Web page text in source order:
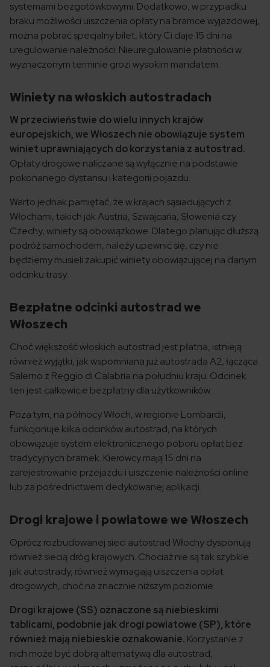
systemami bezgotówkowymi. Dodatkowo, w przypadku
braku możliwości uiszczenia opłaty na bramce wyjazdowej,
można pobrać specjalny bilet, który Ci daje 15 dni na
uregulowanie należności. Nieuregulowanie płatności w
wyznaczonym terminie grozi wysokim mandatem.
Winiety na włoskich autostradach
W przeciwieństwie do wielu innych krajów
europejskich, we Włoszech nie obowiązuje system
winiet uprawniających do korzystania z autostrad.
Opłaty drogowe naliczane są wyłącznie na podstawie
pokonanego dystansu i kategorii pojazdu.
Warto jednak pamiętać, że w krajach sąsiadujących z
Włochami, takich jak Austria, Szwajcaria, Słowenia czy
Czechy, winiety są obowiązkowe. Dlatego planując dłuższą
podróż samochodem, należy upewnić się, czy nie
będziemy musieli zakupić winiety obowiązującej na danym
odcinku trasy.
Bezpłatne odcinki autostrad we
Włoszech
Choć większość włoskich autostrad jest płatna, istnieją
również wyjątki, jak wspomniana już autostrada A2, łącząca
Salerno z Reggio di Calabria na południu kraju. Odcinek
ten jest całkowicie bezpłatny dla użytkowników.
Poza tym, na północy Włoch, w regionie Lombardii,
funkcjonuje kilka odcinków autostrad, na których
obowiązuje system elektronicznego poboru opłat bez
tradycyjnych bramek. Kierowcy mają 15 dni na
zarejestrowanie przejazdu i uiszczenie należności online
lub za pośrednictwem dedykowanej aplikacji.
Drogi krajowe i powiatowe we Włoszech
Oprócz rozbudowanej sieci autostrad Włochy dysponują
również siecią dróg krajowych. Chociaż nie są tak szybkie
jak autostrady, również wymagają uiszczenia opłat
drogowych, choć na znacznie niższym poziomie.
Drogi krajowe (SS) oznaczone są niebieskimi
tablicami, podobnie jak drogi powiatowe (SP), które
również mają niebieskie oznakowanie. Korzystanie z
nich może być dobrą alternatywą dla autostrad,